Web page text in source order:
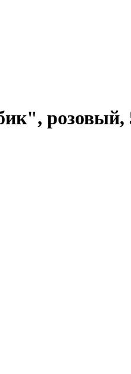
розовый,